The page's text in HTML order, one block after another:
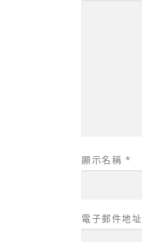
顯示名稱 *
電子郵件地址